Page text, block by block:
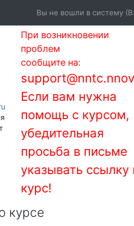
При возникновении
проблем
сообщите на:
Если вам нужна
помощь с курсом,
убедительная
просьба в письме
указывать ссылку
курс!
Вы не вошли в систему (
курсе